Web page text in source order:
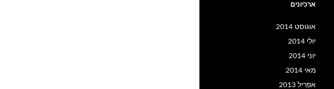
ארכיונים
אוגוסט 2014
יולי 2014
יוני 2014
מאי 2014
אפריל 2013